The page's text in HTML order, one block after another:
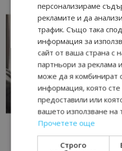
персонализираме
рекламите и да
трафик. Също така
информация за
сайт от ваша страна с
партньори за реклама
може да я комбинират
информация, която
предоставили или
вашето използване на
Прочетете още
Строго